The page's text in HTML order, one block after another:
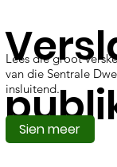
Lees die groot
van die Sentrale
insluitend.
Sien meer